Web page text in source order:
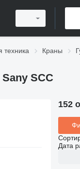
техника Краны
SCC
152
Дата